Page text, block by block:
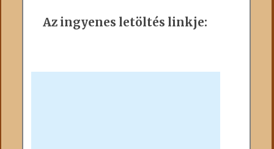
Az ingyenes letöltés linkje: